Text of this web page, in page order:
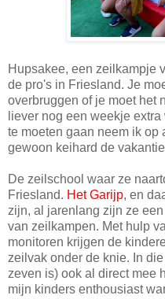
Hupsakee, een zeilkampje
de pro's in Friesland. Je
overbruggen of je moet het
liever nog een weekje
te moeten gaan neem ik op
gewoon keihard de
De zeilschool waar ze
Friesland. Het Garijp, en
zijn, al jarenlang zijn ze
van zeilkampen. Met hulp
monitoren krijgen de
zeilvak onder de knie. In
zeven is) ook al direct mee
mijn kinders enthousiast